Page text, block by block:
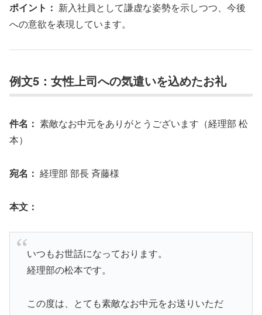
ポイント： 新入社員として謙虚な姿勢を示しつつ、今後
への意欲を表現しています。
例文5：女性上司への気遣いを込めたお礼
件名： 素敵なお中元をありがとうございます（経理部 松
本）
宛名： 経理部 部長 斉藤様
本文：
いつもお世話になっております。
経理部の松本です。
この度は、とても素敵なお中元をお送りいただ